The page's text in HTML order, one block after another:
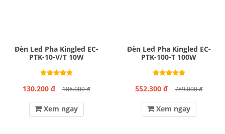
Đèn Led Pha Kingled EC-
PTK-10-V/T 10W
130.200 đ 186.000 đ
Xem ngay
Đèn Led Pha Kingled EC-
PTK-100-T 100W
552.300 đ 789.000 đ
Xem ngay